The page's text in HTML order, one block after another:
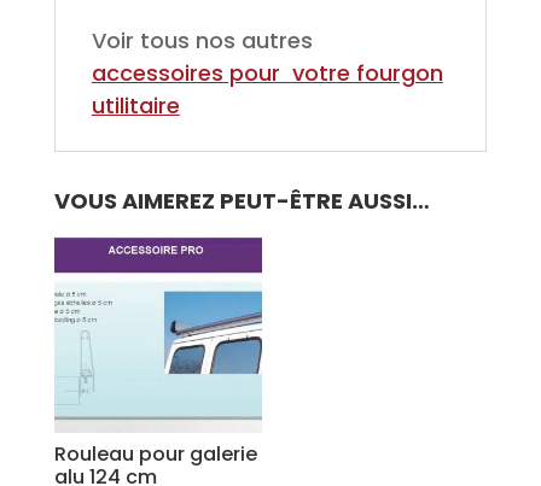
Voir tous nos autres
accessoires pour votre fourgon
utilitaire
VOUS AIMEREZ PEUT-ÊTRE AUSSI…
Rouleau pour galerie
alu 124 cm